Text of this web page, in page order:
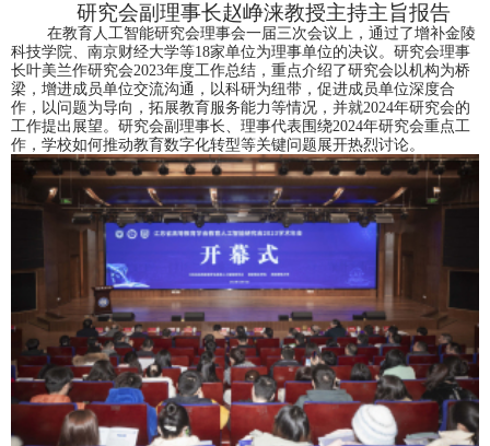
研究会副理事长赵峥涞教授主持主旨报告
在教育人工智能研究会理事会一届三次会议上，通过了增补金陵
科技学院、南京财经大学等18家单位为理事单位的决议。研究会理事
长叶美兰作研究会2023年度工作总结，重点介绍了研究会以机构为桥
梁，增进成员单位交流沟通，以科研为纽带，促进成员单位深度合
作，以问题为导向，拓展教育服务能力等情况，并就2024年研究会的
工作提出展望。研究会副理事长、理事代表围绕2024年研究会重点工
作，学校如何推动教育数字化转型等关键问题展开热烈讨论。